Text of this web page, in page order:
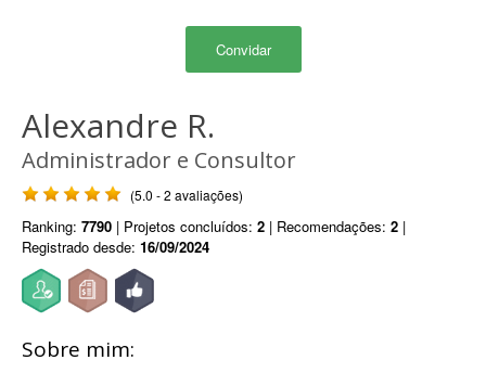
Convidar
Alexandre R.
Administrador e Consultor
(5.0 - 2 avaliações)
Ranking: 7790 | Projetos concluídos: 2 | Recomendações: 2 |
Registrado desde: 16/09/2024
Sobre mim: